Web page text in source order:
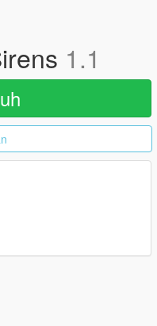
1.1